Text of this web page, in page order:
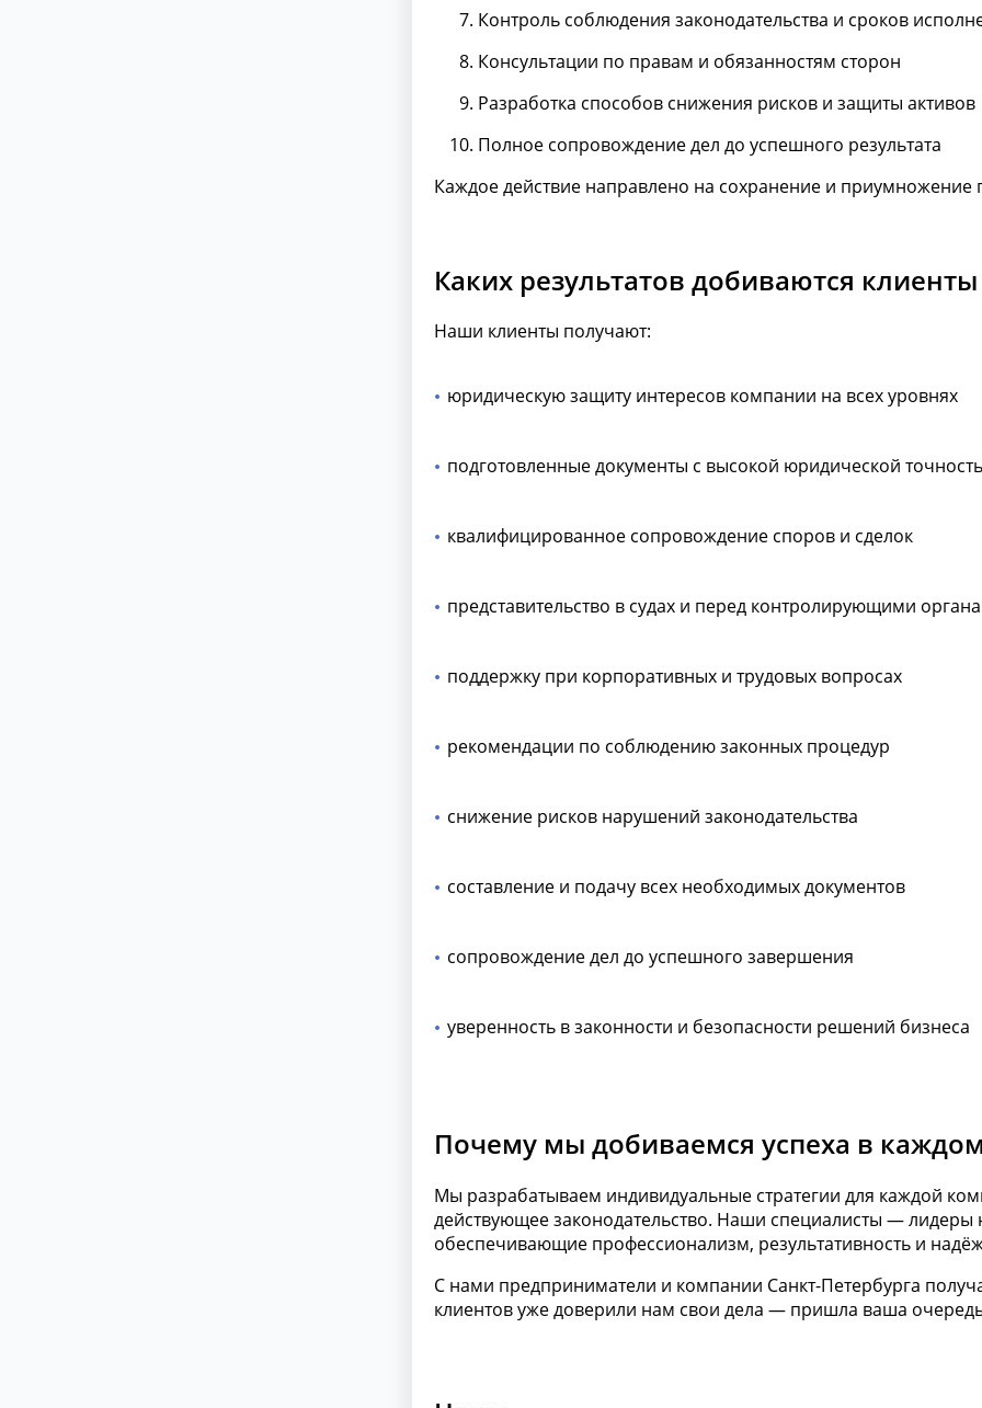
Контроль соблюдения законодательства и сроков
Консультации по правам и обязанностям сторон
Разработка способов снижения рисков и защиты активов
Полное сопровождение дел до успешного результата
Каждое действие направлено на сохранение и
Каких результатов добиваются клиенты
Наши клиенты получают:
юридическую защиту интересов компании на всех уровнях
подготовленные документы с высокой юридической
квалифицированное сопровождение споров и сделок
представительство в судах и перед контролирующими
поддержку при корпоративных и трудовых вопросах
рекомендации по соблюдению законных процедур
снижение рисков нарушений законодательства
составление и подачу всех необходимых документов
сопровождение дел до успешного завершения
уверенность в законности и безопасности решений бизнеса
Почему мы добиваемся успеха в
Мы разрабатываем индивидуальные стратегии для каждой
действующее законодательство. Наши специалисты — лидеры
обеспечивающие профессионализм, результативность и
С нами предприниматели и компании Санкт-Петербурга
клиентов уже доверили нам свои дела — пришла ваша